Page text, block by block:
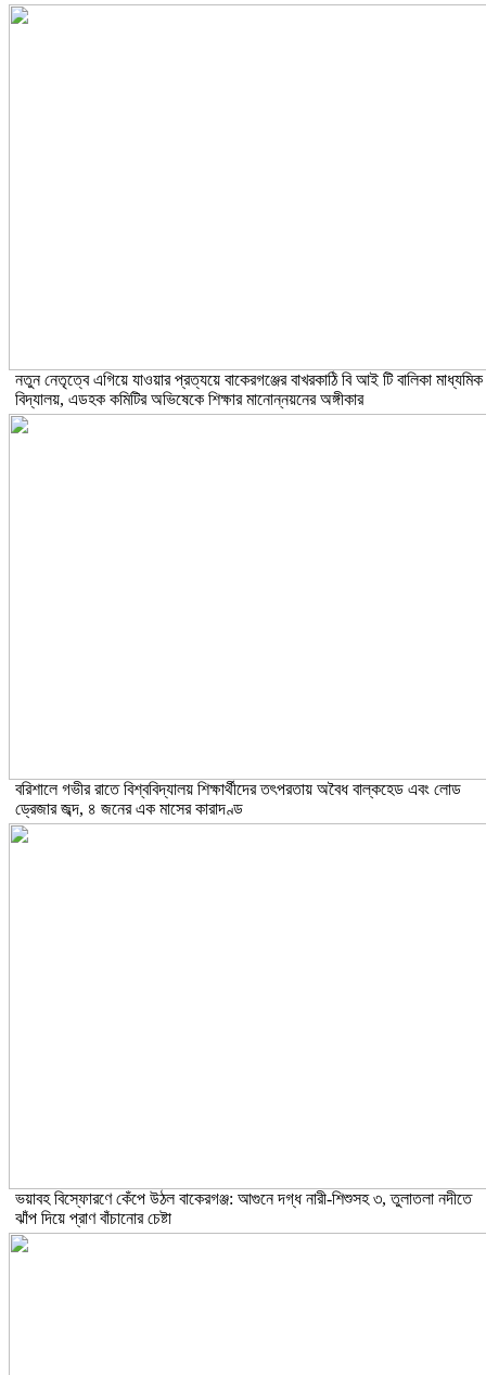
নতুন নেতৃত্বে এগিয়ে যাওয়ার প্রত্যয়ে বাকেরগঞ্জের বাখরকাঠি বি আই টি বালিকা মাধ্যমিক
বিদ্যালয়, এডহক কমিটির অভিষেকে শিক্ষার মানোন্নয়নের অঙ্গীকার
বরিশালে গভীর রাতে বিশ্ববিদ্যালয় শিক্ষার্থীদের তৎপরতায় অবৈধ বাল্কহেড এবং লোড
ড্রেজার জব্দ, ৪ জনের এক মাসের কারাদণ্ড
ভয়াবহ বিস্ফোরণে কেঁপে উঠল বাকেরগঞ্জ: আগুনে দগ্ধ নারী-শিশুসহ ৩, তুলাতলা নদীতে
ঝাঁপ দিয়ে প্রাণ বাঁচানোর চেষ্টা